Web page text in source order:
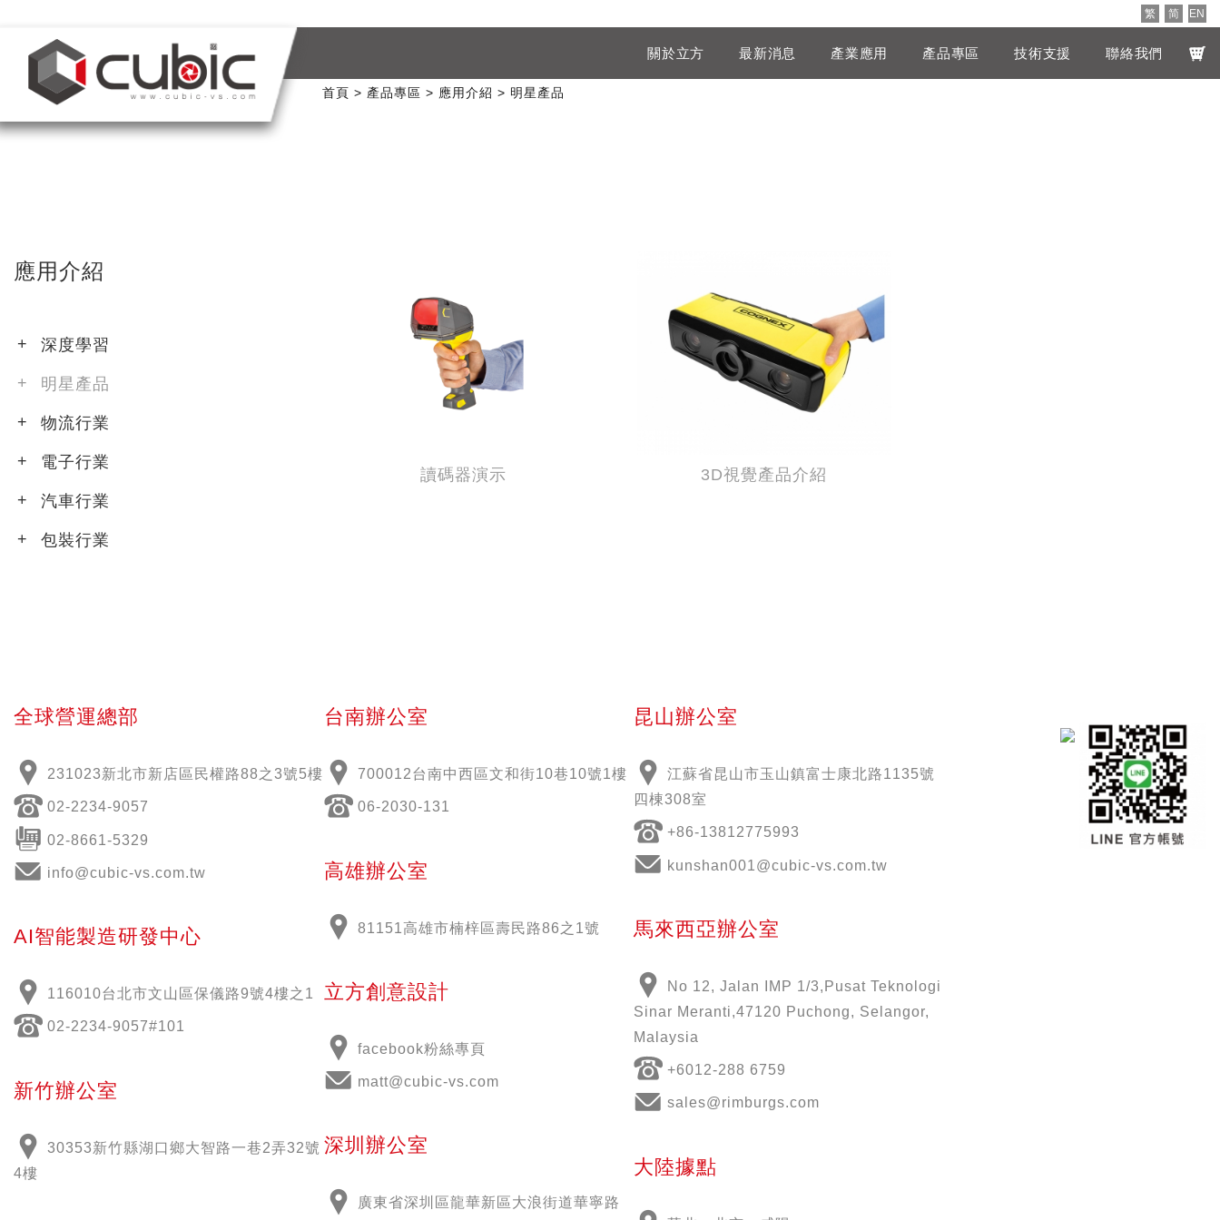
繁 简 EN
關於立方 最新消息 產業應用 產品專區 技術支援 聯絡我們
首頁 產品專區 應用介紹 明星產品
應用介紹
深度學習
明星產品
物流行業
電子行業
汽車行業
包裝行業
讀碼器演示 3D視覺產品介紹
全球營運總部
231023新北市新店區民權路88之3號5樓
02-2234-9057
02-8661-5329
info@cubic-vs.com.tw
AI智能製造研發中心
116010台北市文山區保儀路9號4樓之1
02-2234-9057#101
新竹辦公室
30353新竹縣湖口鄉大智路一巷2弄32號
4樓
台南辦公室
700012台南中西區文和街10巷10號1樓
06-2030-131
高雄辦公室
81151高雄市楠梓區壽民路86之1號
立方創意設計
facebook粉絲專頁
matt@cubic-vs.com
深圳辦公室
廣東省深圳區龍華新區大浪街道華寧路
昆山辦公室
江蘇省昆山市玉山鎮富士康北路1135號
四棟308室
+86-13812775993
kunshan001@cubic-vs.com.tw
馬來西亞辦公室
No 12, Jalan IMP 1/3,Pusat Teknologi
Sinar Meranti,47120 Puchong, Selangor,
Malaysia
+6012-288 6759
sales@rimburgs.com
大陸據點